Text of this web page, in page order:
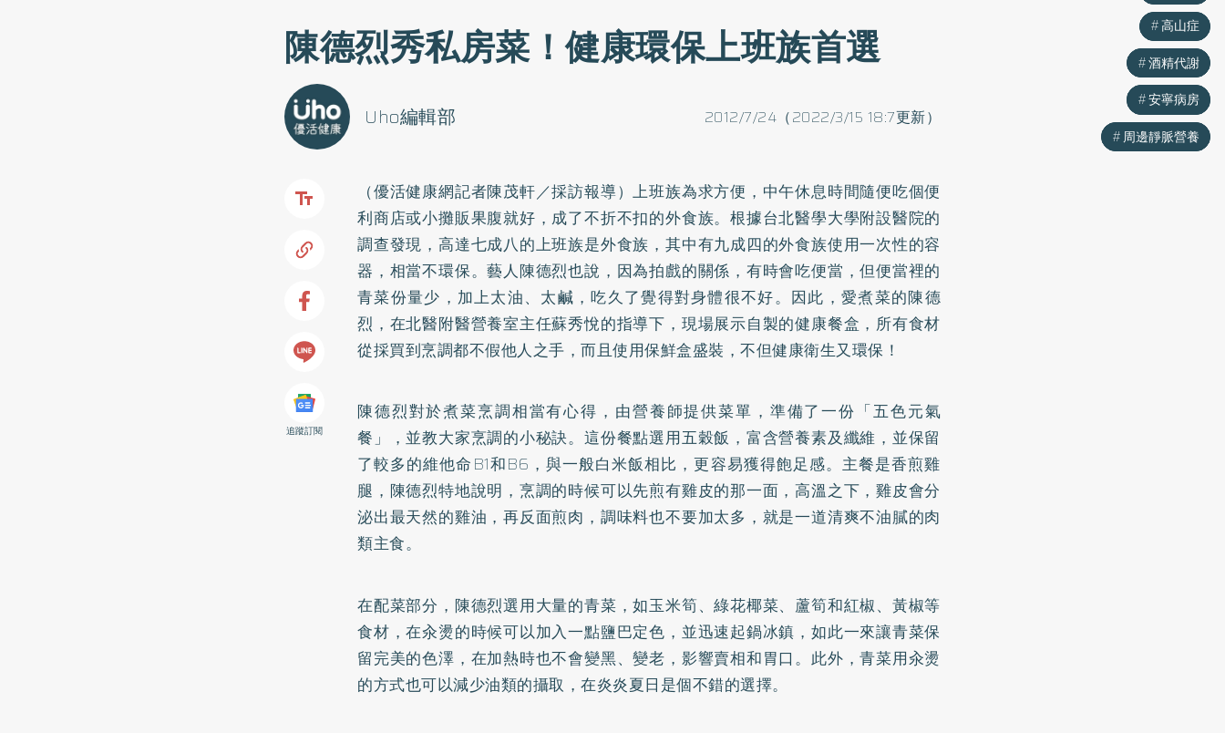
陳德烈秀私房菜！健康環保上班族首選
2012/7/24（2022/3/15 18:7更新）
Uho編輯部
追蹤訂閱
（優活健康網記者陳茂軒／採訪報導）上班族為求方便，中午休息時間隨便吃個便
利商店或小攤販果腹就好，成了不折不扣的外食族。根據台北醫學大學附設醫院的
調查發現，高達七成八的上班族是外食族，其中有九成四的外食族使用一次性的容
器，相當不環保。藝人陳德烈也說，因為拍戲的關係，有時會吃便當，但便當裡的
青菜份量少，加上太油、太鹹，吃久了覺得對身體很不好。因此，愛煮菜的陳德
烈，在北醫附醫營養室主任蘇秀悅的指導下，現場展示自製的健康餐盒，所有食材
從採買到烹調都不假他人之手，而且使用保鮮盒盛裝，不但健康衛生又環保！
陳德烈對於煮菜烹調相當有心得，由營養師提供菜單，準備了一份「五色元氣
餐」，並教大家烹調的小秘訣。這份餐點選用五穀飯，富含營養素及纖維，並保留
了較多的維他命B1和B6，與一般白米飯相比，更容易獲得飽足感。主餐是香煎雞
腿，陳德烈特地說明，烹調的時候可以先煎有雞皮的那一面，高溫之下，雞皮會分
泌出最天然的雞油，再反面煎肉，調味料也不要加太多，就是一道清爽不油膩的肉
類主食。
在配菜部分，陳德烈選用大量的青菜，如玉米筍、綠花椰菜、蘆筍和紅椒、黃椒等
食材，在汆燙的時候可以加入一點鹽巴定色，並迅速起鍋冰鎮，如此一來讓青菜保
留完美的色澤，在加熱時也不會變黑、變老，影響賣相和胃口。此外，青菜用汆燙
的方式也可以減少油類的攝取，在炎炎夏日是個不錯的選擇。
高山症
酒精代謝
安寧病房
周邊靜脈營養
高山症
酒精代謝
安寧病房
周邊靜脈營養